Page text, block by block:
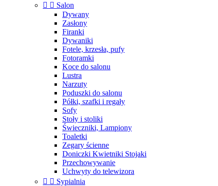
  Salon
Dywany
Zasłony
Firanki
Dywaniki
Fotele, krzesła, pufy
Fotoramki
Koce do salonu
Lustra
Narzuty
Poduszki do salonu
Półki, szafki i regały
Sofy
Stoły i stoliki
Świeczniki, Lampiony
Toaletki
Zegary ścienne
Doniczki Kwietniki Stojaki
Przechowywanie
Uchwyty do telewizora
  Sypialnia